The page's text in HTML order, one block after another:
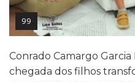
99
Conrado Camargo
chegada dos filhos